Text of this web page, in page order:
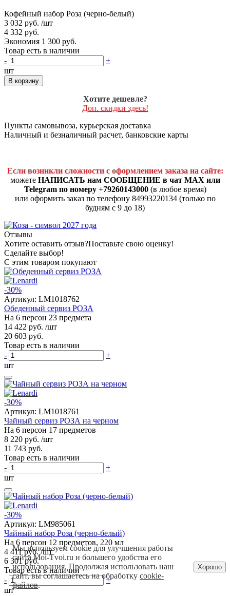
Кофейный набор Роза (черно-белый)
3 032 руб. /шт
4 332 руб.
Экономия 1 300 руб.
Товар есть в наличии
-
+
шт
В корзину
Хотите дешевле?
Доп. скидки здесь!
Пункты самовывоза, курьерская доставка
Наличный и безналичный расчет, банковские карты
Если возникли сложности с оформлением заказа на сайте:
можете НАПИСАТЬ нам СООБЩЕНИЕ в чат MAX или
Telegram по номеру +79260143000(в любое время)
или оформить заказ по телефону 84993220134 (только по
будням с 9 до 18)
Отзывы
Хотите оставить отзыв?Поставьте свою оценку!
Сделайте выбор!
С этим товаром покупают
-30%
Артикул: LM1018762
Обеденный сервиз РОЗА
На 6 персон 23 предмета
14 422 руб. /шт
20 603 руб.
Товар есть в наличии
-
+
шт
-30%
Артикул: LM1018761
Чайный сервиз РОЗА на черном
На 6 персон 17 предметов
8 220 руб. /шт
11 743 руб.
Товар есть в наличии
-
+
шт
-30%
Артикул: LM985061
Чайный набор Роза (черно-белый)
На 6 персон 12 предметов, 220 мл
4 411 руб. /шт
6 301 руб.
Товар есть в наличии
-
+
шт
Мы используем cookie для улучшения работы
сайта Moi-Tvoi.ru и большего удобства его
использования. Продолжая использовать наш
сайт, вы соглашаетесь на обработкуcookie-
файлов.
Хорошо